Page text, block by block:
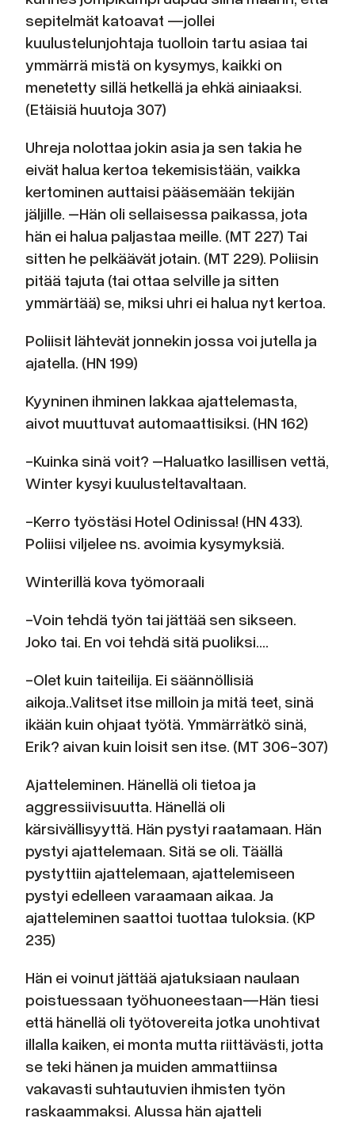
sepitelmät katoavat —jollei
kuulustelunjohtaja tuolloin tartu asiaa tai
ymmärrä mistä on kysymys, kaikki on
menetetty sillä hetkellä ja ehkä ainiaaksi.
(Etäisiä huutoja 307)
Uhreja nolottaa jokin asia ja sen takia he
eivät halua kertoa tekemisistään, vaikka
kertominen auttaisi pääsemään tekijän
jäljille. –Hän oli sellaisessa paikassa, jota
hän ei halua paljastaa meille. (MT 227) Tai
sitten he pelkäävät jotain. (MT 229). Poliisin
pitää tajuta (tai ottaa selville ja sitten
ymmärtää) se, miksi uhri ei halua nyt kertoa.
Poliisit lähtevät jonnekin jossa voi jutella ja
ajatella. (HN 199)
Kyyninen ihminen lakkaa ajattelemasta,
aivot muuttuvat automaattisiksi. (HN 162)
-Kuinka sinä voit? –Haluatko lasillisen vettä,
Winter kysyi kuulusteltavaltaan.
-Kerro työstäsi Hotel Odinissa! (HN 433).
Poliisi viljelee ns. avoimia kysymyksiä.
Winterillä kova työmoraali
-Voin tehdä työn tai jättää sen sikseen.
Joko tai. En voi tehdä sitä puoliksi….
-Olet kuin taiteilija. Ei säännöllisiä
aikoja..Valitset itse milloin ja mitä teet, sinä
ikään kuin ohjaat työtä. Ymmärrätkö sinä,
Erik? aivan kuin loisit sen itse. (MT 306-307)
Ajatteleminen. Hänellä oli tietoa ja
aggressiivisuutta. Hänellä oli
kärsivällisyyttä. Hän pystyi raatamaan. Hän
pystyi ajattelemaan. Sitä se oli. Täällä
pystyttiin ajattelemaan, ajattelemiseen
pystyi edelleen varaamaan aikaa. Ja
ajatteleminen saattoi tuottaa tuloksia. (KP
235)
Hän ei voinut jättää ajatuksiaan naulaan
poistuessaan työhuoneestaan—Hän tiesi
että hänellä oli työtovereita jotka unohtivat
illalla kaiken, ei monta mutta riittävästi, jotta
se teki hänen ja muiden ammattiinsa
vakavasti suhtautuvien ihmisten työn
raskaammaksi. Alussa hän ajatteli